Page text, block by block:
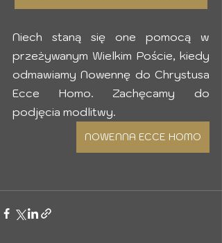
Niech staną się one pomocą w
przeżywanym Wielkim Poście, kiedy
odmawiamy Nowennę do Chrystusa
Ecce Homo. Zachęcamy do
podjęcia modlitwy.
NOWENNA ECCE HOMO